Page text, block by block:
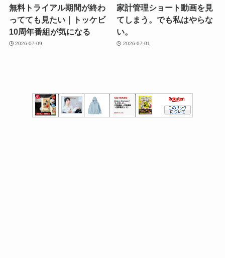
無料トライアル期間が終わ
ってても見たい｜トッケビ
10周年番組が気になる
2026-07-09
家計管理ショート動画を見
てしまう。でも私はやらな
い。
2026-07-01